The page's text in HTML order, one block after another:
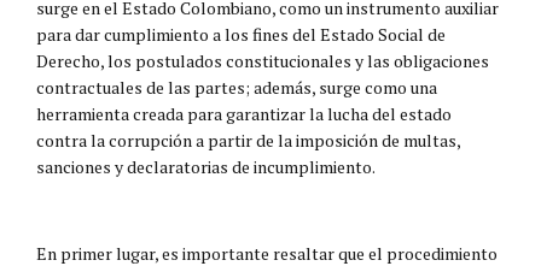
surge en el Estado Colombiano, como un instrumento auxiliar
para dar cumplimiento a los fines del Estado Social de
Derecho, los postulados constitucionales y las obligaciones
contractuales de las partes; además, surge como una
herramienta creada para garantizar la lucha del estado
contra la corrupción a partir de la imposición de multas,
sanciones y declaratorias de incumplimiento.
En primer lugar, es importante resaltar que el procedimiento